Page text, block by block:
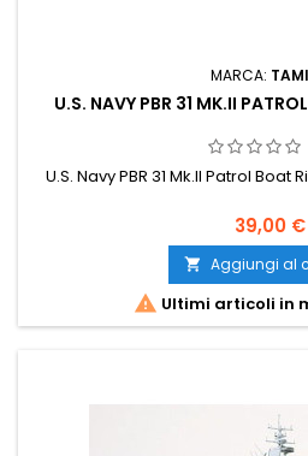
MARCA:
U.S. NAVY PBR 31 MK.II
U.S. Navy PBR 31 Mk.II Patrol Boat
39,00 €
 Aggiungi al
 Ultimi articoli in